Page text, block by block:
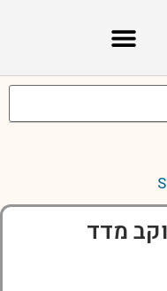
מדד